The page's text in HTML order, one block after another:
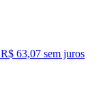
R$ 63,07 sem juros